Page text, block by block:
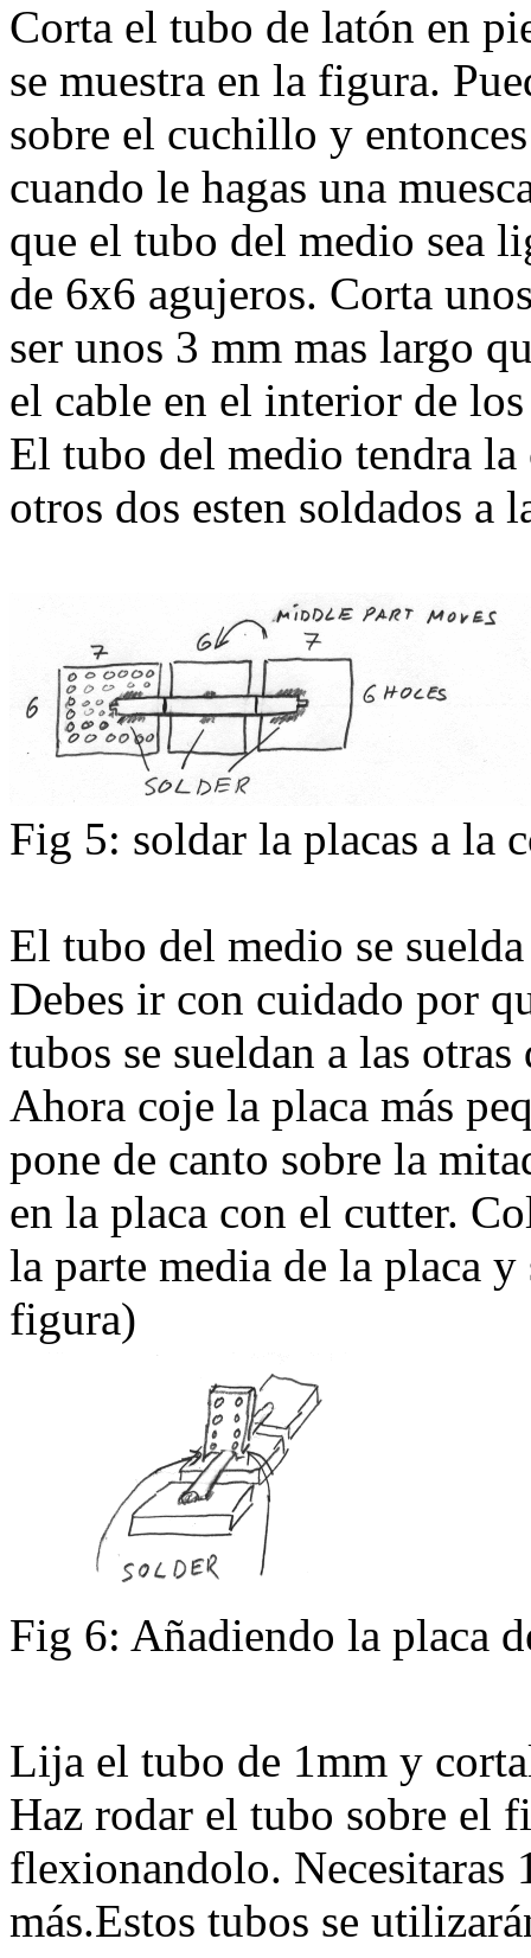
Corta el tubo de latón en
se muestra en la figura.
sobre el cuchillo y
cuando le hagas una
que el tubo del medio sea
de 6x6 agujeros. Corta
ser unos 3 mm mas largo
el cable en el interior de
El tubo del medio tendra
otros dos esten soldados a
Fig 5: soldar la placas a la
El tubo del medio se
Debes ir con cuidado por
tubos se sueldan a las otras
Ahora coje la placa más
pone de canto sobre la
en la placa con el cutter.
la parte media de la placa
figura)
Fig 6: Añadiendo la placa
Lija el tubo de 1mm y
Haz rodar el tubo sobre el
flexionandolo. Necesitaras
más.Estos tubos se